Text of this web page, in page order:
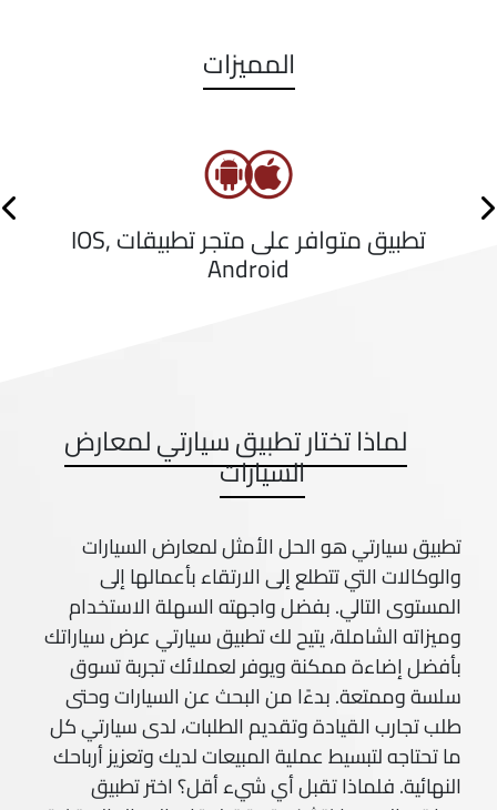
المميزات
Next تطبيق متوافر على متجر تطبيقات IOS,
Android
لماذا تختار تطبيق سيارتي لمعارض
السيارات
تطبيق سيارتي هو الحل الأمثل لمعارض السيارات
والوكالات التي تتطلع إلى الارتقاء بأعمالها إلى
المستوى التالي. بفضل واجهته السهلة الاستخدام
وميزاته الشاملة، يتيح لك تطبيق سيارتي عرض سياراتك
بأفضل إضاءة ممكنة ويوفر لعملائك تجربة تسوق
سلسة وممتعة. بدءًا من البحث عن السيارات وحتى
طلب تجارب القيادة وتقديم الطلبات، لدى سيارتي كل
ما تحتاجه لتبسيط عملية المبيعات لديك وتعزيز أرباحك
النهائية. فلماذا تقبل أي شيء أقل؟ اختر تطبيق